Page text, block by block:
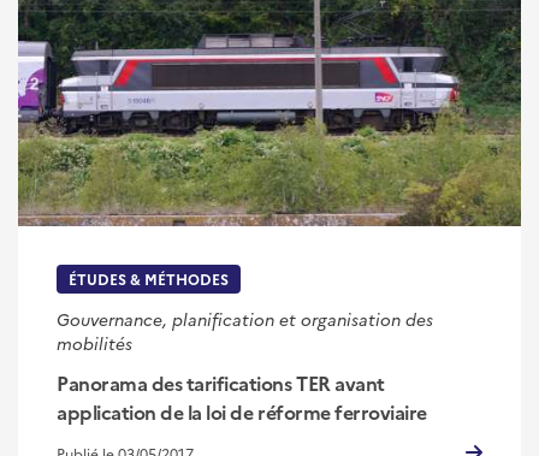
ÉTUDES & MÉTHODES
Gouvernance, planification et organisation des
mobilités
Panorama des tarifications TER avant
application de la loi de réforme ferroviaire